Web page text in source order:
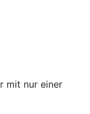
mit nur einer